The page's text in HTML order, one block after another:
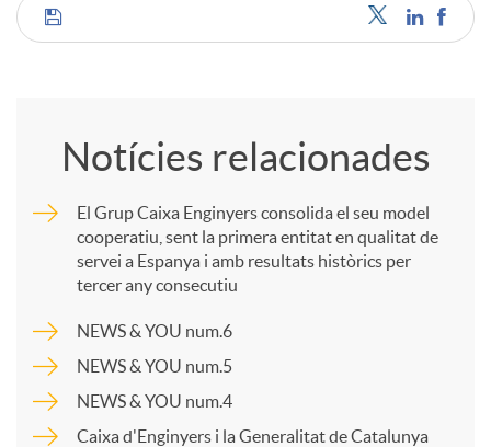
C
a
r
Notícies relacionades
El Grup Caixa Enginyers consolida el seu model
cooperatiu, sent la primera entitat en qualitat de
servei a Espanya i amb resultats històrics per
tercer any consecutiu
NEWS & YOU num.6
NEWS & YOU num.5
NEWS & YOU num.4
Caixa d'Enginyers i la Generalitat de Catalunya